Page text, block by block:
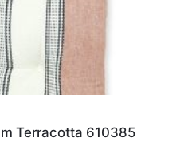
Terracotta 610385